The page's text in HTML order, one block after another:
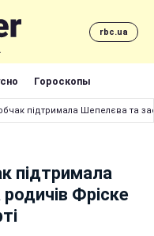
rbc.ua
Гороскопы
підтримала Шепелєва та
підтримала
Фріске